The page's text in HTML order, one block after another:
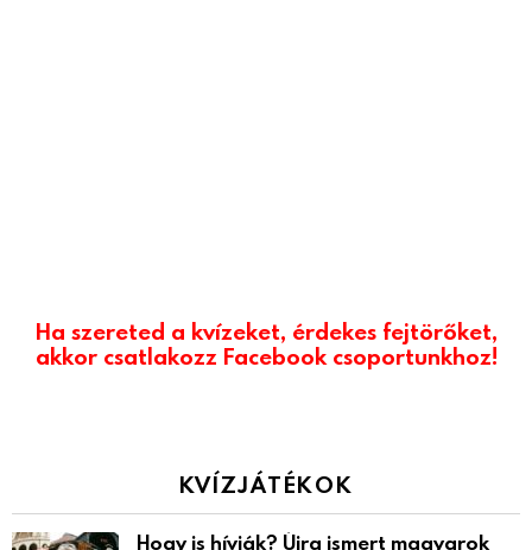
Ha szereted a kvízeket, érdekes fejtörőket,
akkor csatlakozz Facebook csoportunkhoz!
KVÍZJÁTÉKOK
Hogy is hívják? Újra ismert magyarok